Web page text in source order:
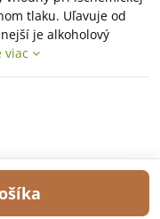
tlaku. Uľavuje od
je alkoholový
viac